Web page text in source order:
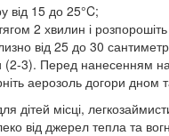
від 15 до 25°C;
2 хвилин і розпорошіть
від 25 до 30
3). Перед нанесенням
аерозоль догори
дітей місці,
від джерел тепла та